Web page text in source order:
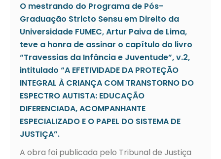
O mestrando do Programa de Pós-
Graduação Stricto Sensu em Direito da
Universidade FUMEC, Artur Paiva de Lima,
teve a honra de assinar o capítulo do livro
“Travessias da Infância e Juventude”, v.2,
intitulado “A EFETIVIDADE DA PROTEÇÃO
INTEGRAL À CRIANÇA COM TRANSTORNO DO
ESPECTRO AUTISTA: EDUCAÇÃO
DIFERENCIADA, ACOMPANHANTE
ESPECIALIZADO E O PAPEL DO SISTEMA DE
JUSTIÇA”.
A obra foi publicada pelo Tribunal de Justiça